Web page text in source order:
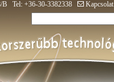
B Tel: +36-30-3382338 Kapcsolat